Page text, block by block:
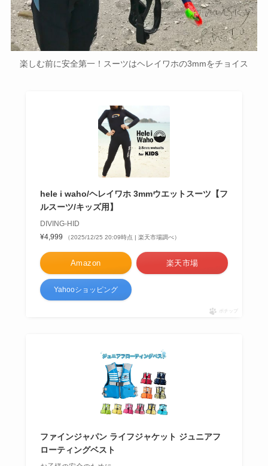
楽しむ前に安全第一！スーツはヘレイワホの3mmをチョイス
hele i waho/ヘレイワホ 3mmウエットスーツ【フ
ルスーツ/キッズ用】
DIVING-HID
¥4,999
（2025/12/25 20:09時点 | 楽天市場調べ）
Amazon 楽天市場
Yahooショッピング
ポチップ
ファインジャパン ライフジャケット ジュニアフ
ローティングベスト